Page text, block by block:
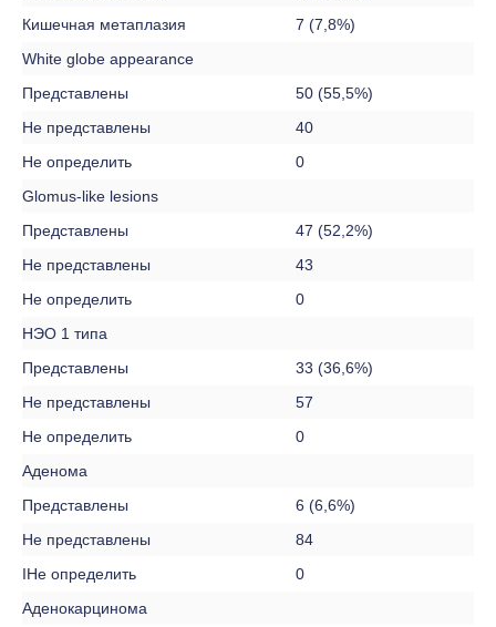
Кишечная метаплазия
7 (7,8%)
White globe appearance
Представлены
50 (55,5%)
Не представлены
40
Не определить
0
Glomus-like lesions
Представлены
47 (52,2%)
Не представлены
43
Не определить
0
НЭО 1 типа
Представлены
33 (36,6%)
Не представлены
57
Не определить
0
Аденома
Представлены
6 (6,6%)
Не представлены
84
IНе определить
0
Аденокарцинома